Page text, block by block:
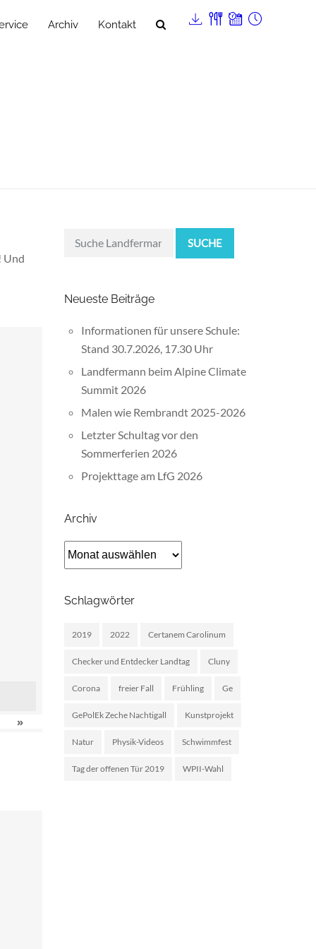
Archiv Kontakt
Und
»
SUCHE
Neueste Beiträge
Informationen für unsere Schule:
Stand 30.7.2026, 17.30 Uhr
Landfermann beim Alpine Climate
Summit 2026
Malen wie Rembrandt 2025-2026
Letzter Schultag vor den
Sommerferien 2026
Projekttage am LfG 2026
Archiv
Archiv
Schlagwörter
2019 2022 Certanem Carolinum
Checker und Entdecker Landtag Cluny
Corona freier Fall Frühling Ge
GePolEk Zeche Nachtigall Kunstprojekt
Natur Physik-Videos Schwimmfest
Tag der offenen Tür 2019 WPII-Wahl